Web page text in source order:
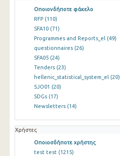
Οποιονδήποτε φάκελο
RFP (110)
SFA10 (71)
Programmes and Reports_el (49)
questionnaires (26)
SFA05 (24)
Tenders (23)
hellenic_statistical_system_el (20)
SJO01 (20)
SDGs (17)
Newsletters (14)
Χρήστες
Οποιοσδήποτε χρήστης
test test (1215)